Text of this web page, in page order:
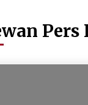
Penggerebekan
Dompu, Ketegangan
Bebas Dari
Pers